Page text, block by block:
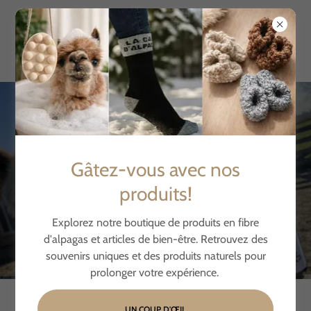
Vous voulez devenir un point
de vente?
Gâtez-vous avec nos
produits!
Explorez notre boutique de produits en fibre
d'alpagas et articles de bien-être. Retrouvez des
souvenirs uniques et des produits naturels pour
prolonger votre expérience.